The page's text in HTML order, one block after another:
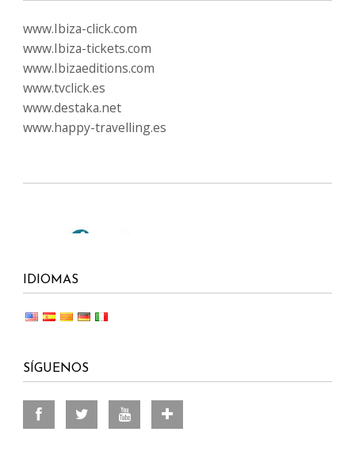
www.Ibiza-click.com
www.Ibiza-tickets.com
www.Ibizaeditions.com
www.tvclick.es
www.destaka.net
www.happy-travelling.es
IDIOMAS
SÍGUENOS